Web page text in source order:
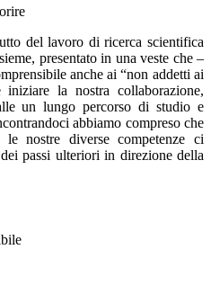
del lavoro di ricerca scientifica
presentato in una veste che –
anche ai “non addetti ai
la nostra collaborazione,
un lungo percorso di studio e
abbiamo compreso che
nostre diverse competenze ci
passi ulteriori in direzione della